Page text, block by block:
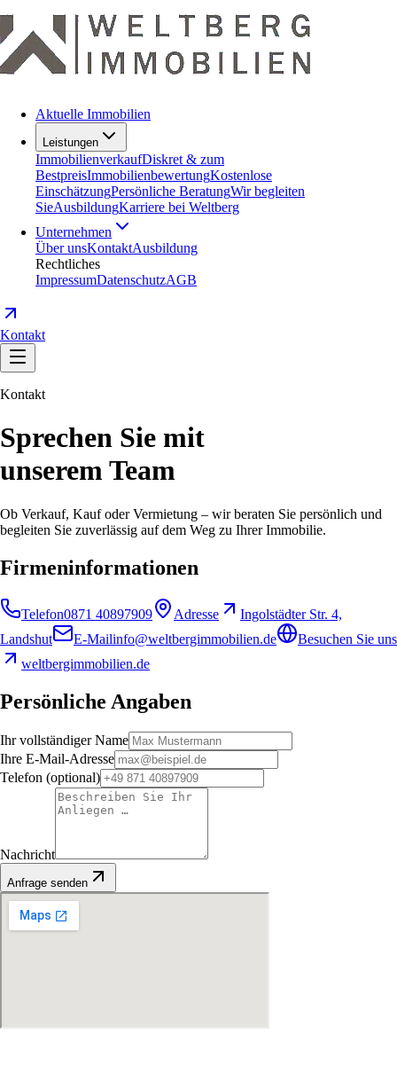
Aktuelle Immobilien
Leistungen
ImmobilienverkaufDiskret & zum
BestpreisImmobilienbewertungKostenlose
EinschätzungPersönliche BeratungWir begleiten
SieAusbildungKarriere bei Weltberg
Unternehmen
Über unsKontaktAusbildung
Rechtliches
ImpressumDatenschutzAGB
Kontakt
Kontakt
Sprechen Sie mit
unserem Team
Ob Verkauf, Kauf oder Vermietung – wir beraten Sie persönlich und
begleiten Sie zuverlässig auf dem Weg zu Ihrer Immobilie.
Firmeninformationen
Telefon0871 40897909 Adresse
Ingolstädter Str. 4,
Landshut
E-Mailinfo@weltbergimmobilien.de
Besuchen Sie uns
weltbergimmobilien.de
Persönliche Angaben
Ihr vollständiger Name
Ihre E-Mail-Adresse
Telefon (optional)
Nachricht
Anfrage senden